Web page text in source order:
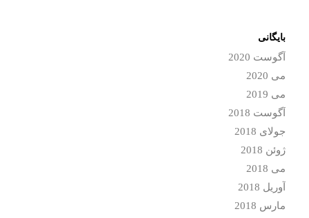
بایگانی
آگوست 2020
می 2020
می 2019
آگوست 2018
جولای 2018
ژوئن 2018
می 2018
آوریل 2018
مارس 2018